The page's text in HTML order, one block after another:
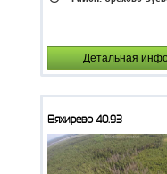
Детальная
Вяхирево 40.93